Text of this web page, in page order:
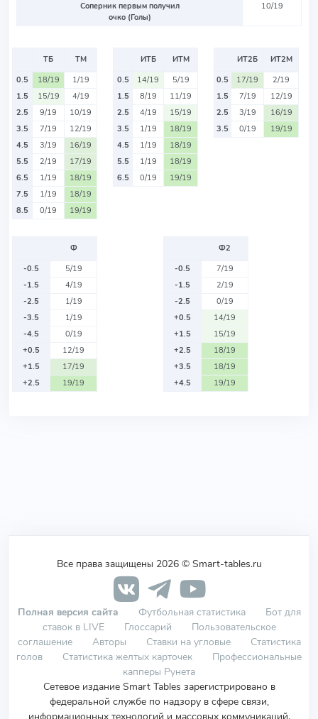
Соперник первым получил
очко (Голы)
10/19
ТБ
ТМ
0.5
18/19
1/19
1.5
15/19
4/19
2.5
9/19
10/19
3.5
7/19
12/19
4.5
3/19
16/19
5.5
2/19
17/19
6.5
1/19
18/19
7.5
1/19
18/19
8.5
0/19 19/19
ИТБ
ИТМ
0.5
14/19
5/19
1.5
8/19
11/19
2.5
4/19
15/19
3.5
1/19
18/19
4.5
1/19
18/19
5.5
1/19
18/19
6.5
0/19 19/19
ИТ2Б
ИТ2М
0.5
17/19
2/19
1.5
7/19
12/19
2.5
3/19
16/19
3.5
0/19 19/19
Ф
-0.5
5/19
-1.5
4/19
-2.5
1/19
-3.5
1/19
-4.5
0/19
+0.5
12/19
+1.5
17/19
+2.5
19/19
Ф2
-0.5
7/19
-1.5
2/19
-2.5
0/19
+0.5
14/19
+1.5
15/19
+2.5
18/19
+3.5
18/19
+4.5
19/19
Все права защищены 2026 © Smart-tables.ru
Полная версия сайта Футбольная статистика
Бот для
ставок в LIVE
Глоссарий
Пользовательское
соглашение
Авторы Ставки на угловые
Статистика
голов
Статистика желтых карточек
Профессиональные
капперы Рунета
Сетевое издание Smart Tables зарегистрировано в
федеральной службе по надзору в сфере связи,